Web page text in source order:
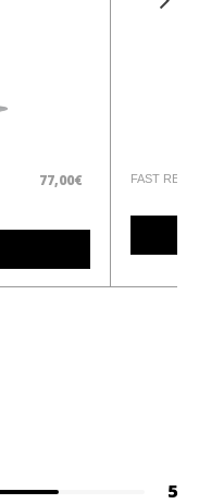
77,00€ FAST
5